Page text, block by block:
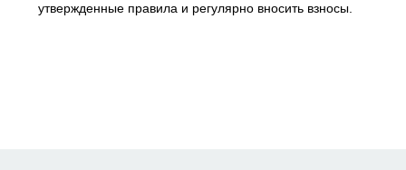
утвержденные правила и регулярно вносить взносы.